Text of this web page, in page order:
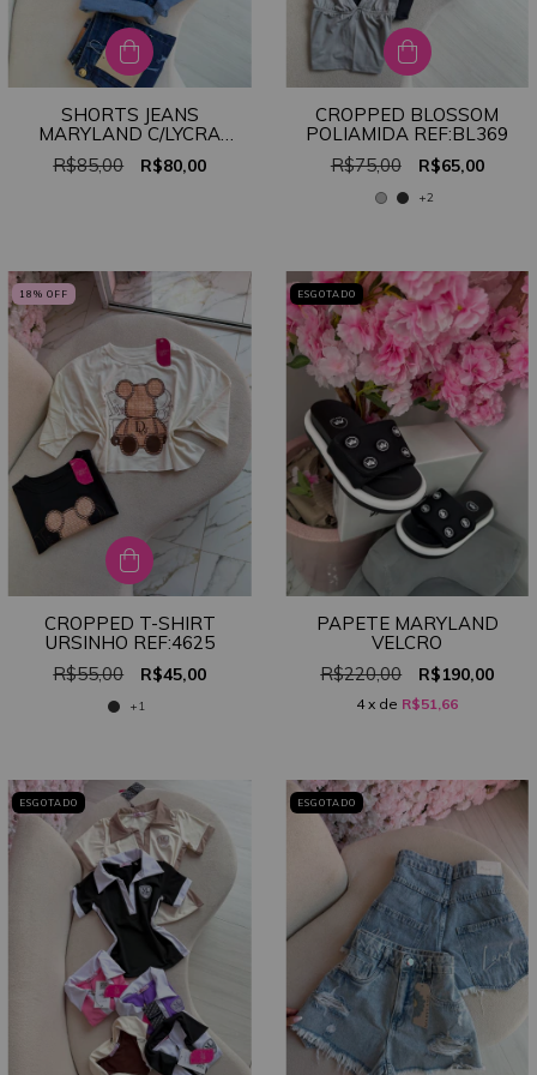
SHORTS JEANS
MARYLAND C/LYCRA
REF;AP964
R$85,00 R$80,00
CROPPED BLOSSOM
POLIAMIDA REF:BL369
R$75,00
R$65,00
+2
18 % OFF
CROPPED T-SHIRT
URSINHO REF:4625
R$55,00
R$45,00
+1
ESGOTADO
PAPETE MARYLAND
VELCRO
R$220,00
R$190,00
4 x de R$51,66
ESGOTADO ESGOTADO